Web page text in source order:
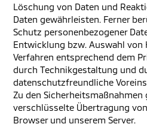
Löschung von Daten und
Daten gewährleisten. Ferner
Schutz personenbezogener
Entwicklung bzw. Auswahl von
Verfahren entsprechend dem
durch Technikgestaltung und
datenschutzfreundliche
Zu den
verschlüsselte Übertragung
Browser und unserem Server.